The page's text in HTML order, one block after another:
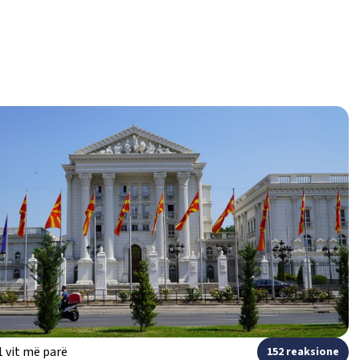
vit më parë
152 reaksione